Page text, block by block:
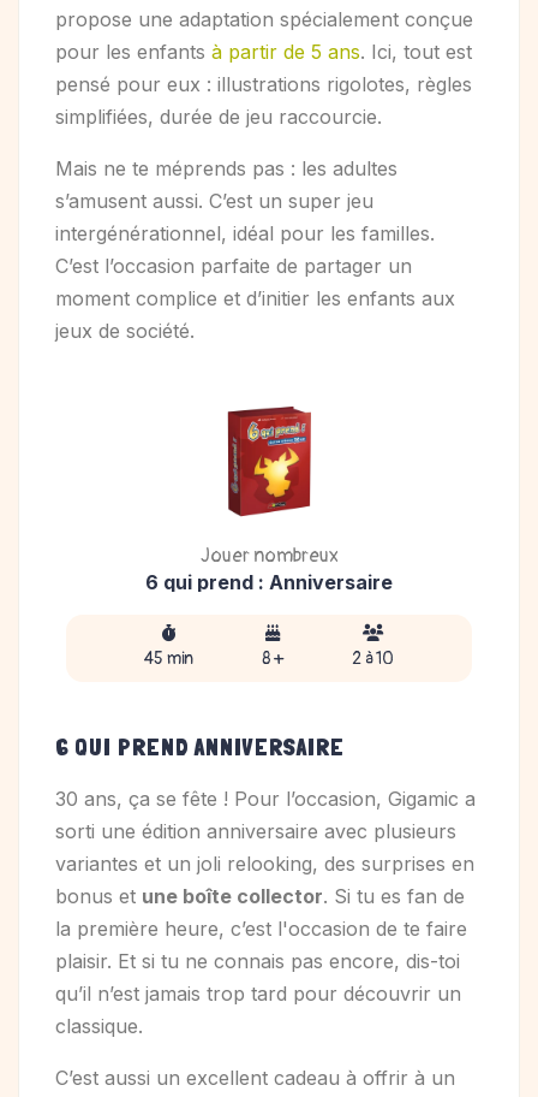
propose une adaptation spécialement conçue
pour les enfants à partir de 5 ans. Ici, tout est
pensé pour eux : illustrations rigolotes, règles
simplifiées, durée de jeu raccourcie.
Mais ne te méprends pas : les adultes
s’amusent aussi. C’est un super jeu
intergénérationnel, idéal pour les familles.
C’est l’occasion parfaite de partager un
moment complice et d’initier les enfants aux
jeux de société.
Jouer nombreux
6 qui prend : Anniversaire
45 min 8 + 2 à 10
6 QUI PREND ANNIVERSAIRE
30 ans, ça se fête ! Pour l’occasion, Gigamic a
sorti une édition anniversaire avec plusieurs
variantes et un joli relooking, des surprises en
bonus et une boîte collector. Si tu es fan de
la première heure, c’est l'occasion de te faire
plaisir. Et si tu ne connais pas encore, dis-toi
qu’il n’est jamais trop tard pour découvrir un
classique.
C’est aussi un excellent cadeau à offrir à un